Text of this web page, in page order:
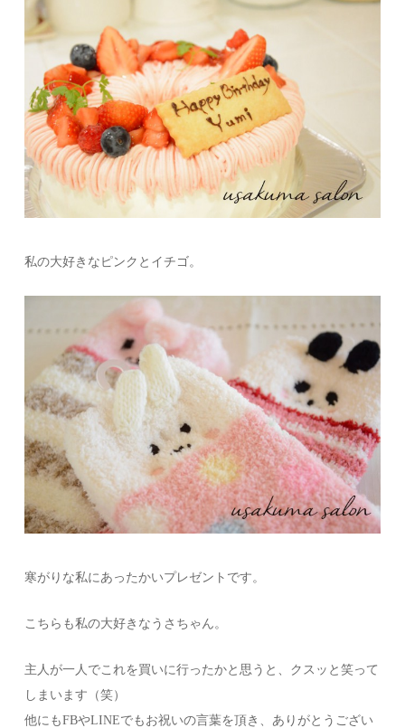
私の大好きなピンクとイチゴ。
寒がりな私にあったかいプレゼントです。
こちらも私の大好きなうさちゃん。
主人が一人でこれを買いに行ったかと思うと、クスッと笑って
しまいます（笑）
他にもFBやLINEでもお祝いの言葉を頂き、ありがとうござい